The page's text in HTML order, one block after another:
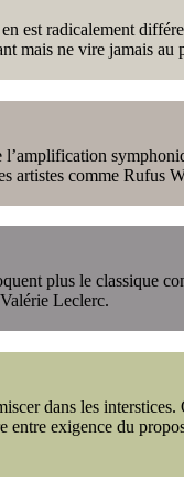
est radicalement
ne vire jamais au
artistes comme Rufus
plus le classique
Leclerc.
dans les
exigence du